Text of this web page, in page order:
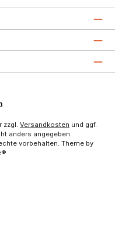
zzgl. Versandkosten und ggf.
anders angegeben.
vorbehalten. Theme by